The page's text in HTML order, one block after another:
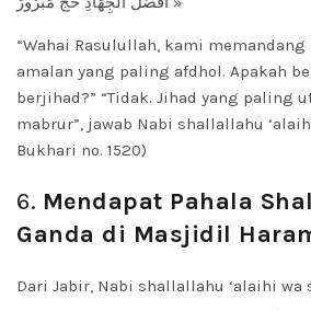
“Wahai Rasulullah, kami
amalan yang paling afdhol. Apakah
berjihad?” “Tidak. Jihad yang paling
mabrur”, jawab Nabi shallallahu
Bukhari no. 1520)
6. Mendapat Pahala
Ganda di Masjidil
Dari Jabir, Nabi shallallahu ‘alaihi wa